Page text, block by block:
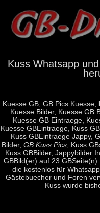
Kuss Whatsapp
Kuesse GB, GB Pics Kuesse,
Kuesse Bilder, Kuesse GB
Kuesse GB Eintraege,
Kuesse GBEintraege, Kuss
Kuss GBEintraege Jappy,
Bilder, GB Kuss Pics , Kuss
Kuss GBBilder, Jappybilder
GBBild(er) auf 23
die kostenlos für
Gästebuecher und Foren
Kuss wurde